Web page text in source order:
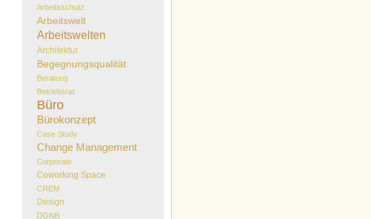
Arbeitsschutz
Arbeitswelt
Arbeitswelten
Architektur
Begegnungsqualität
Beratung
Betriebsrat
Büro
Bürokonzept
Case Study
Change Management
Corporate
Coworking Space
CREM
Design
DGNB